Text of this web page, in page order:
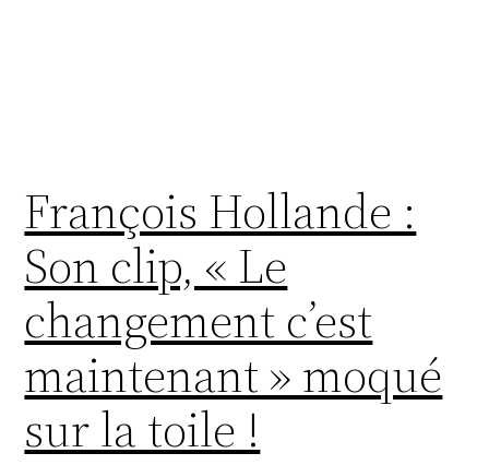
François Hollande :
Son clip, « Le
changement c’est
maintenant » moqué
sur la toile !